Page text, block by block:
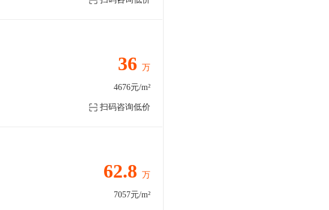
36 万
4676元/m²
扫码咨询低价
62.8 万
7057元/m²